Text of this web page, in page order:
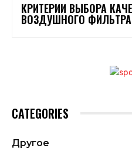
КРИТЕРИИ ВЫБОРА
ВОЗДУШНОГО ФИЛЬТРА
CATEGORIES
Другое